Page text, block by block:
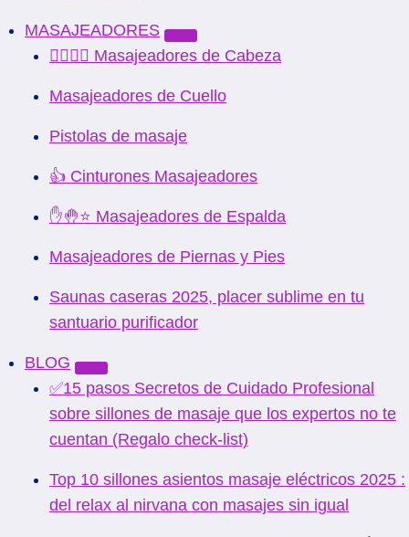
MASAJEADORES
💆‍♂️💆‍♀️ Masajeadores de Cabeza
Masajeadores de Cuello
Pistolas de masaje
👍 Cinturones Masajeadores
✋🤚⭐ Masajeadores de Espalda
Masajeadores de Piernas y Pies
Saunas caseras 2025, placer sublime en tu
santuario purificador
BLOG
✅15 pasos Secretos de Cuidado Profesional
sobre sillones de masaje que los expertos no te
cuentan (Regalo check-list)
Top 10 sillones asientos masaje eléctricos 2025 :
del relax al nirvana con masajes sin igual